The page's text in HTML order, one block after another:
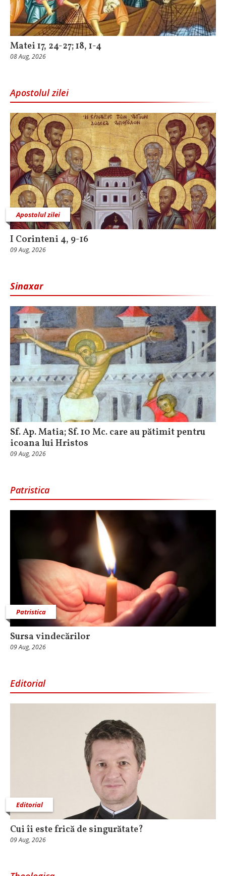
Matei 17, 24-27; 18, 1-4
08 Aug, 2026
Apostolul zilei
Apostolul zilei
I Corinteni 4, 9-16
09 Aug, 2026
Sinaxar
Sf. Ap. Matia; Sf. 10 Mc. care au pătimit pentru
icoana lui Hristos
09 Aug, 2026
Patristica
Patristica
Sursa vindecărilor
09 Aug, 2026
Editorial
Editorial
Cui îi este frică de singurătate?
09 Aug, 2026